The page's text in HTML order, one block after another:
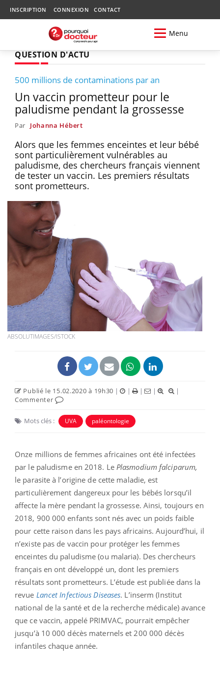
INSCRIPTION CONNEXION CONTACT
Menu
QUESTION D'ACTU
500 millions de contaminations par an
Un vaccin prometteur pour le
paludisme pendant la grossesse
Par Johanna Hébert
Alors que les femmes enceintes et leur bébé
sont particulièrement vulnérables au
paludisme, des chercheurs français viennent
de tester un vaccin. Les premiers résultats
sont prometteurs.
ABSOLUTIMAGES/ISTOCK
Publié le 15.02.2020 à 19h30 | | | |
|
Commenter
Mots clés : UVA paléontologie
Onze millions de femmes africaines ont été infectées
par le paludisme en 2018. Le Plasmodium falciparum,
le parasite à l’origine de cette maladie, est
particulièrement dangereux pour les bébés lorsqu’il
affecte la mère pendant la grossesse. Ainsi, toujours en
2018, 900 000 enfants sont nés avec un poids faible
pour cette raison dans les pays africains. Aujourd’hui, il
n’existe pas de vaccin pour protéger les femmes
enceintes du paludisme (ou malaria). Des chercheurs
français en ont développé un, dont les premiers
résultats sont prometteurs. L’étude est publiée dans la
revue Lancet Infectious Diseases. L’inserm (Institut
national de la santé et de la recherche médicale) avance
que ce vaccin, appelé PRIMVAC, pourrait empêcher
jusqu’à 10 000 décès maternels et 200 000 décès
infantiles chaque année.